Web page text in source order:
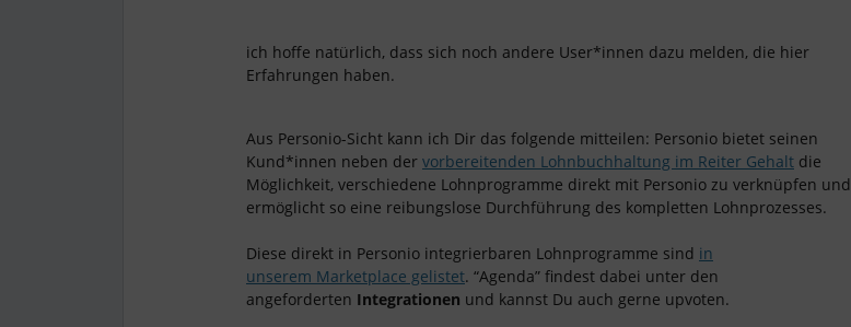
ich hoffe natürlich, dass sich noch andere User*innen dazu melden, die hier
Erfahrungen haben.
Aus Personio-Sicht kann ich Dir das folgende mitteilen: Personio bietet seinen
Kund*innen neben der vorbereitenden Lohnbuchhaltung im Reiter Gehalt die
Möglichkeit, verschiedene Lohnprogramme direkt mit Personio zu verknüpfen und
ermöglicht so eine reibungslose Durchführung des kompletten Lohnprozesses.
Diese direkt in Personio integrierbaren Lohnprogramme sind in
unserem Marketplace gelistet. “Agenda” findest dabei unter den
angeforderten Integrationen und kannst Du auch gerne upvoten.